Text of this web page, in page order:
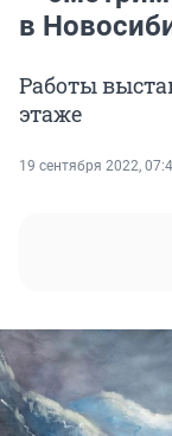
в
Работы
этаже
19 сентября 2022,